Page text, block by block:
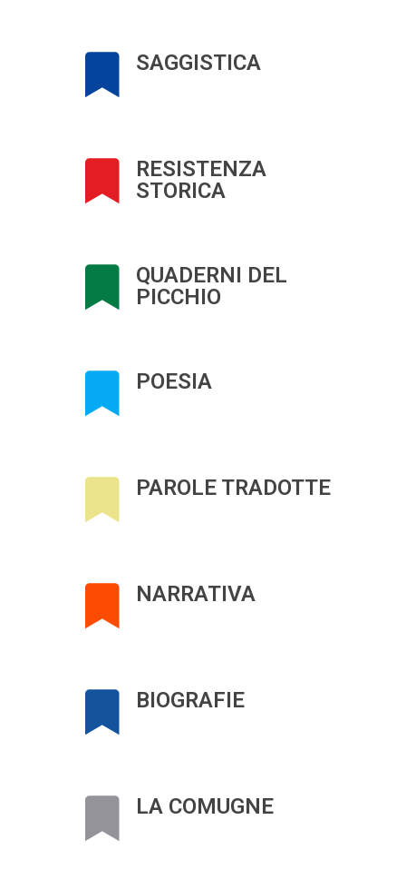
SAGGISTICA
RESISTENZA
STORICA
QUADERNI DEL
PICCHIO
POESIA
PAROLE TRADOTTE
NARRATIVA
BIOGRAFIE
LA COMUGNE